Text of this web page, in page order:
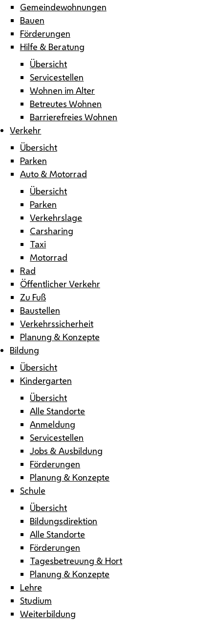
Gemeindewohnungen
Bauen
Förderungen
Hilfe & Beratung
Übersicht
Servicestellen
Wohnen im Alter
Betreutes Wohnen
Barrierefreies Wohnen
Verkehr
Übersicht
Parken
Auto & Motorrad
Übersicht
Parken
Verkehrslage
Carsharing
Taxi
Motorrad
Rad
Öffentlicher Verkehr
Zu Fuß
Baustellen
Verkehrssicherheit
Planung & Konzepte
Bildung
Übersicht
Kindergarten
Übersicht
Alle Standorte
Anmeldung
Servicestellen
Jobs & Ausbildung
Förderungen
Planung & Konzepte
Schule
Übersicht
Bildungsdirektion
Alle Standorte
Förderungen
Tagesbetreuung & Hort
Planung & Konzepte
Lehre
Studium
Weiterbildung